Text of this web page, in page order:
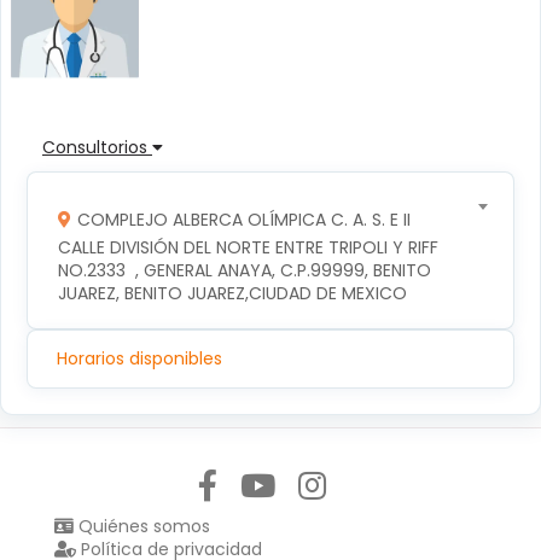
Consultorios
COMPLEJO ALBERCA OLÍMPICA C. A. S. E II
CALLE DIVISIÓN DEL NORTE ENTRE TRIPOLI Y RIFF
NO.2333  , GENERAL ANAYA, C.P.99999, BENITO
JUAREZ, BENITO JUAREZ,CIUDAD DE MEXICO
Horarios disponibles
Quiénes somos
Política de privacidad